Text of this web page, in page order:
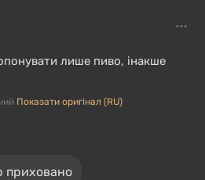
лише пиво, інакше
Показати оригінал (RU)
приховано